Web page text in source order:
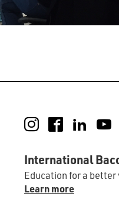
Instagram
Facebook
International
Education for a better
Learn more